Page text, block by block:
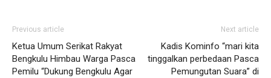
Previous article
Ketua Umum Serikat Rakyat
Bengkulu Himbau Warga Pasca
Pemilu “Dukung Bengkulu Agar
Next article
Kadis Kominfo “mari kita
tinggalkan perbedaan Pasca
Pemungutan Suara” di